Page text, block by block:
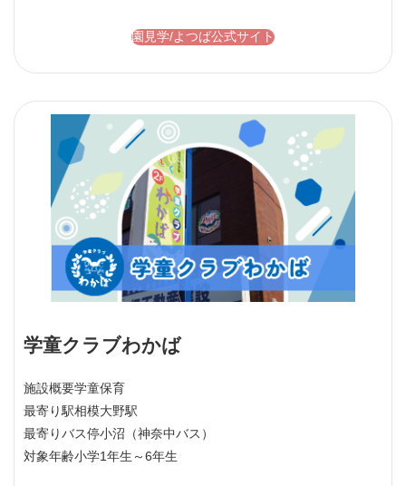
園見学/よつば公式サイト
学童クラブわかば
施設概要学童保育
最寄り駅相模大野駅
最寄りバス停小沼（神奈中バス）
対象年齢小学1年生～6年生